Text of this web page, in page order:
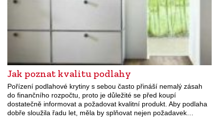
Jak poznat kvalitu podlahy
Pořízení podlahové krytiny s sebou často přináší nemalý zásah
do finančního rozpočtu, proto je důležité se před koupí
dostatečně informovat a požadovat kvalitní produkt. Aby podlaha
dobře sloužila řadu let, měla by splňovat nejen požadavek…